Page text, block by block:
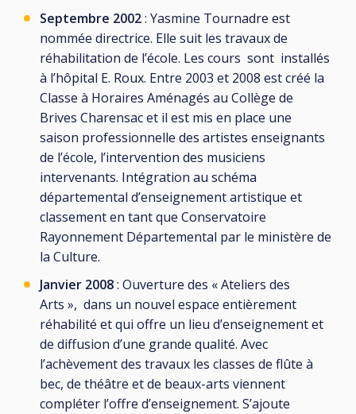
Septembre 2002: Yasmine Tournadre est
nommée directrice. Elle suit les travaux de
réhabilitation de l’école. Les cours sont installés
à l’hôpital E. Roux. Entre 2003 et 2008 est créé la
Classe à Horaires Aménagés au Collège de
Brives Charensac et il est mis en place une
saison professionnelle des artistes enseignants
de l’école, l’intervention des musiciens
intervenants. Intégration au schéma
départemental d’enseignement artistique et
classement en tant que Conservatoire
Rayonnement Départemental par le ministère de
la Culture.
Janvier 2008: Ouverture des « Ateliers des
Arts », dans un nouvel espace entièrement
réhabilité et qui offre un lieu d’enseignement et
de diffusion d’une grande qualité. Avec
l’achèvement des travaux les classes de flûte à
bec, de théâtre et de beaux-arts viennent
compléter l’offre d’enseignement. S’ajoute